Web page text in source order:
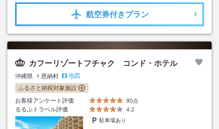
航空券付きプラン
カフーリゾートフチャク コンド・ホテル
沖縄県 恩納村
地図
ふるさと納税対象施設
お客様アンケート評価
90点
るるぶトラベル評価
4.2
駐車場あり